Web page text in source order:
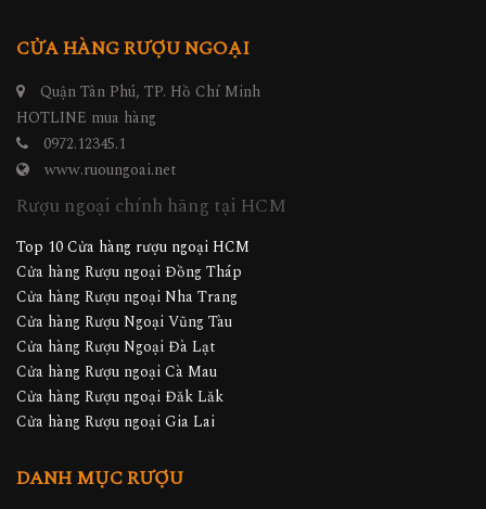
CỬA HÀNG RƯỢU NGOẠI
Quận Tân Phú, TP. Hồ Chí Minh
HOTLINE mua hàng
0972.12345.1
www.ruoungoai.net
Rượu ngoại chính hãng tại HCM
Top 10 Cửa hàng rượu ngoại HCM
Cửa hàng Rượu ngoại Đồng Tháp
Cửa hàng Rượu ngoại Nha Trang
Cửa hàng Rượu Ngoại Vũng Tàu
Cửa hàng Rượu Ngoại Đà Lạt
Cửa hàng Rượu ngoại Cà Mau
Cửa hàng Rượu ngoại Đăk Lăk
Cửa hàng Rượu ngoại Gia Lai
DANH MỤC RƯỢU